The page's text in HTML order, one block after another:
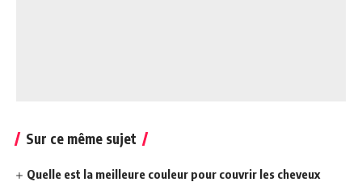
Sur ce même sujet
Quelle est la meilleure couleur pour couvrir les cheveux